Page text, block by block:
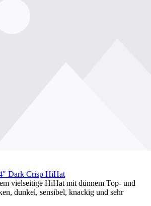
Dark Crisp HiHat
vielseitige HiHat mit dünnem Top- und
dunkel, sensibel, knackig und sehr